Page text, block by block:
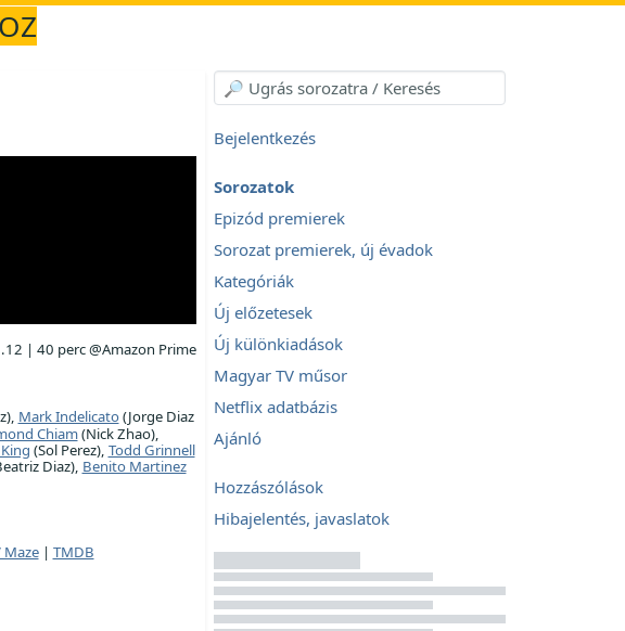
| 40 perc @Amazon Prime
Mark Indelicato(Jorge Diaz
Chiam(Nick Zhao),
(Sol Perez), Todd Grinnell
Diaz), Benito Martinez
Maze| TMDB
Bejelentkezés
Sorozatok
Epizód premierek
Sorozat premierek, új évadok
Kategóriák
Új előzetesek
Új különkiadások
Magyar TV műsor
Netflix adatbázis
Ajánló
Hozzászólások
Hibajelentés, javaslatok